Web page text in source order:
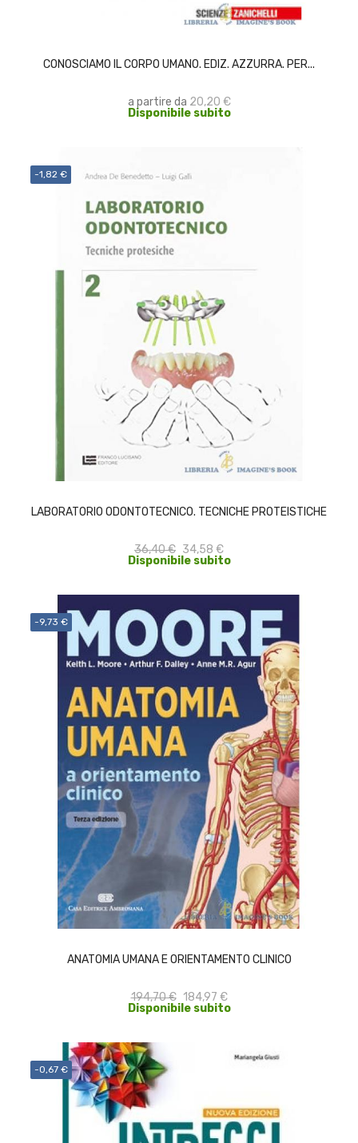
CONOSCIAMO IL CORPO UMANO. EDIZ. AZZURRA. PER...
a partire da 20,20 €
Disponibile subito
-1,82 €
LABORATORIO ODONTOTECNICO. TECNICHE PROTEISTICHE
36,40 € 34,58 €
Disponibile subito
-9,73 €
ANATOMIA UMANA E ORIENTAMENTO CLINICO
194,70 € 184,97 €
Disponibile subito
ACQUISTA
-0,67 €